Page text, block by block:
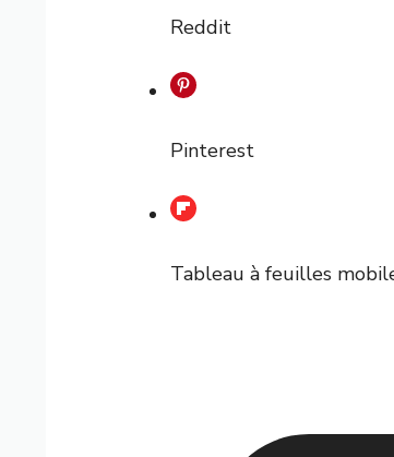
Reddit
Pinterest
Tableau à feuilles